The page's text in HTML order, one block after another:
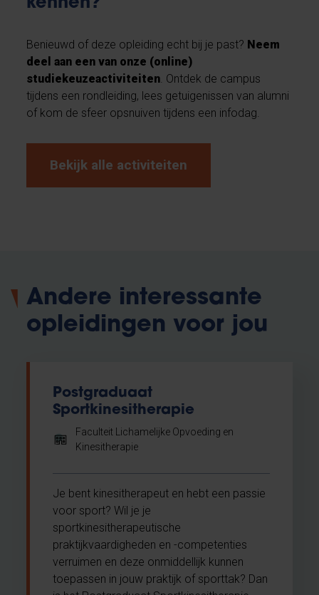
kennen?
Benieuwd of deze opleiding echt bij je past? Neem
deel aan een van onze (online)
studiekeuzeactiviteiten. Ontdek de campus
tijdens een rondleiding, lees getuigenissen van alumni
of kom de sfeer opsnuiven tijdens een infodag.
Bekijk alle activiteiten
Andere interessante
opleidingen voor jou
Postgraduaat
Sportkinesitherapie
Faculteit Lichamelijke Opvoeding en
Kinesitherapie
Je bent kinesitherapeut en hebt een passie
voor sport? Wil je je
sportkinesitherapeutische
praktijkvaardigheden en -competenties
verruimen en deze onmiddellijk kunnen
toepassen in jouw praktijk of sporttak? Dan